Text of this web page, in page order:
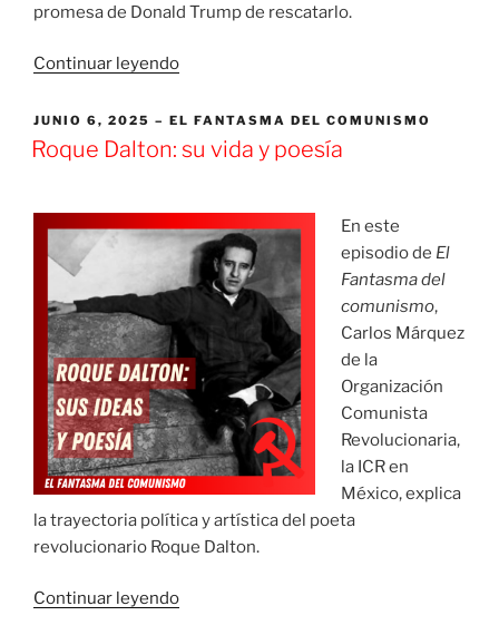
promesa de Donald Trump de rescatarlo.
Continuar leyendo«Argentina:
en
crisis
PUBLICADO
EL
JUNIO 6, 2025 EL FANTASMA DEL COMUNISMO
Roque Dalton: su vida y poesía
En este
episodio de El
Fantasma del
comunismo,
Carlos Márquez
de la
Organización
Comunista
Revolucionaria,
la ICR en
México, explica
la trayectoria política y artística del poeta
revolucionario Roque Dalton.
Continuar leyendo«Roque